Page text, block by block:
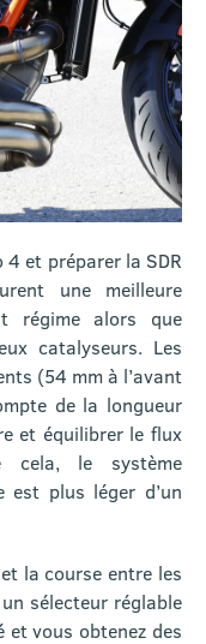
et préparer la SDR
une meilleure
régime alors que
catalyseurs. Les
(54 mm à l’avant
de la longueur
et équilibrer le flux
cela, le système
est plus léger d’un
la course entre les
sélecteur réglable
et vous obtenez des